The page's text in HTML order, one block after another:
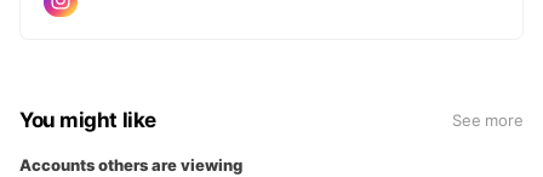
You might like See more
Accounts others are viewing